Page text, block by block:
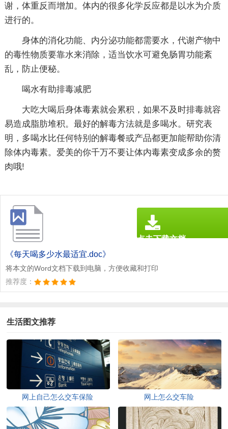
谢，体重反而增加。体内的很多化学反应都是以水为介质
进行的。
身体的消化功能、内分泌功能都需要水，代谢产物中
的毒性物质要靠水来消除，适当饮水可避免肠胃功能紊
乱，防止便秘。
喝水有助排毒减肥
大吃大喝后身体毒素就会累积，如果不及时排毒就容
易造成脂肪堆积。最好的解毒方法就是多喝水。研究表
明，多喝水比任何特别的解毒餐或产品都更加能帮助你清
除体内毒素。爱美的你千万不要让体内毒素变成多余的赘
肉哦!
《每天喝多少水最适宜.doc》
将本文的Word文档下载到电脑，方便收藏和打印
推荐度：
点击下载文档
生活图文推荐
网上自己怎么交车保险 网上怎么交车险